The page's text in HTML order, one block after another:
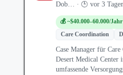
Dob… · 🕒 vor 3
💰 ~$40.000–60.000/
Care Coordination
Case Manager für
Desert Medical Center
umfassende